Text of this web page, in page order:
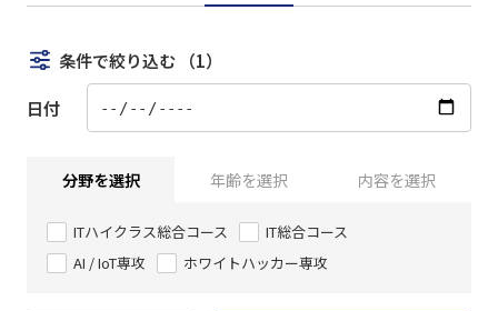
条件で絞り込む （1）
日付
分野を選択 年齢を選択 内容を選択
ITハイクラス総合コース
IT総合コース
AI / IoT専攻
ホワイトハッカー専攻